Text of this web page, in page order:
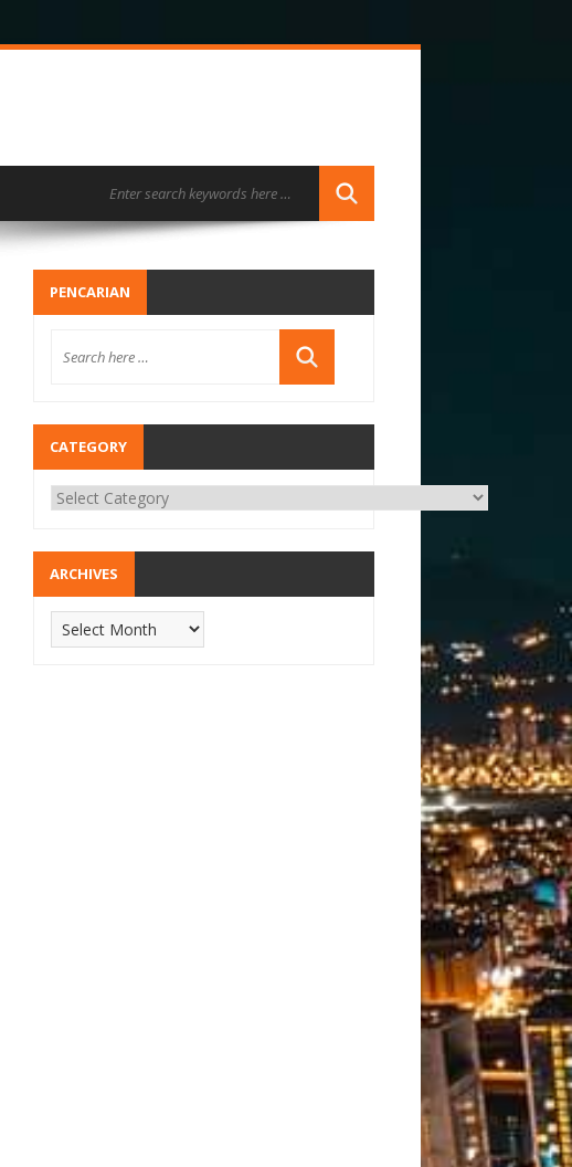
PENCARIAN
CATEGORY
ARCHIVES